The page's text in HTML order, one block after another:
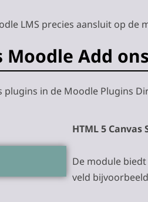
LMS precies aansluit op de
Moodle Add ons
plugins in de Moodle Plugins
HTML 5 Canvas
De module
veld